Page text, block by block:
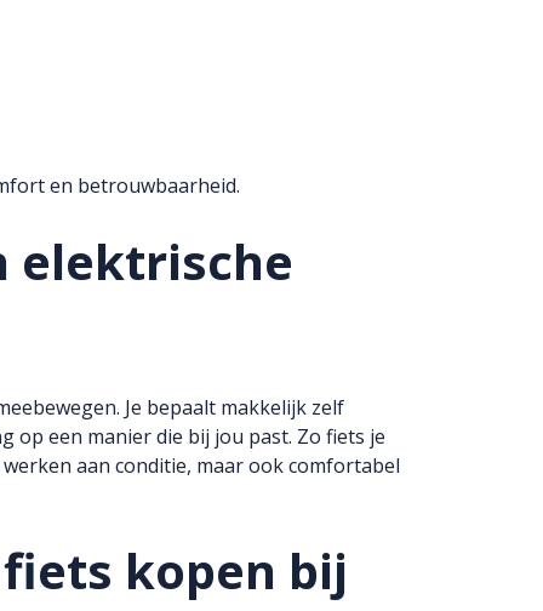
en betrouwbaarheid.
elektrische
Je bepaalt makkelijk zelf
een manier die bij jou past. Zo fiets je
aan conditie, maar ook comfortabel
kopen bij